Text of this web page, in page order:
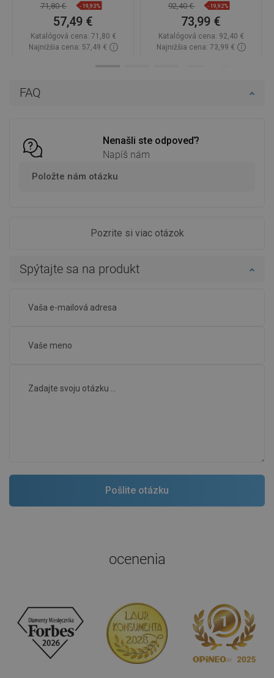
FAQ
Nenašli ste odpoveď?
Napíš nám
Položte nám otázku
Pozrite si viac otázok
Spýtajte sa na produkt
71,80 € -19,93%
57,49 €
Katalógová cena: 71,80 €
Najnižšia cena: 57,49 €
92,40 € -19,92%
73,99 €
Katalógová cena: 92,40 €
Najnižšia cena: 73,99 €
ocenenia